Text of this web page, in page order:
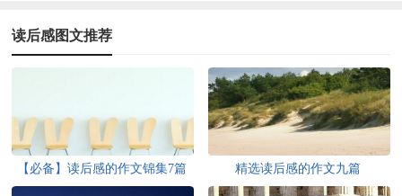
读后感图文推荐
【必备】读后感的作文锦集7篇 精选读后感的作文九篇